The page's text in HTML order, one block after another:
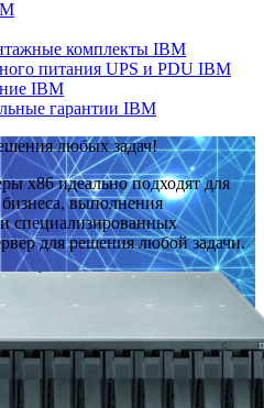
комплекты IBM
питания UPS и PDU IBM
IBM
гарантии IBM
любых задач!
x86 идеально подходят для
выполнения
специализированных
для решения любой задачи.